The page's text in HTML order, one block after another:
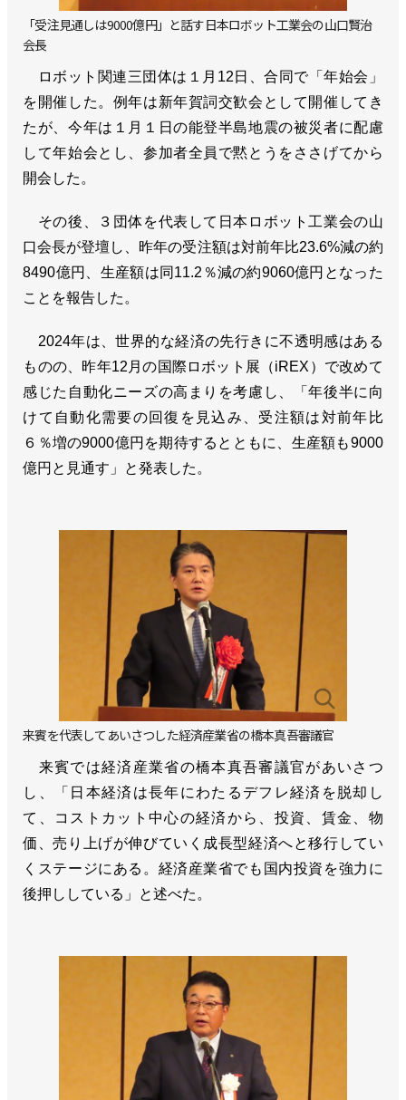
「受注見通しは9000億円」と話す日本ロボット工業会の山口賢治
会長
ロボット関連三団体は１月12日、合同で「年始会」
を開催した。例年は新年賀詞交歓会として開催してき
たが、今年は１月１日の能登半島地震の被災者に配慮
して年始会とし、参加者全員で黙とうをささげてから
開会した。
その後、３団体を代表して日本ロボット工業会の山
口会長が登壇し、昨年の受注額は対前年比23.6%減の約
8490億円、生産額は同11.2％減の約9060億円となった
ことを報告した。
2024年は、世界的な経済の先行きに不透明感はある
ものの、昨年12月の国際ロボット展（iREX）で改めて
感じた自動化ニーズの高まりを考慮し、「年後半に向
けて自動化需要の回復を見込み、受注額は対前年比
６％増の9000億円を期待するとともに、生産額も9000
億円と見通す」と発表した。
来賓を代表してあいさつした経済産業省の橋本真吾審議官
来賓では経済産業省の橋本真吾審議官があいさつ
し、「日本経済は長年にわたるデフレ経済を脱却し
て、コストカット中心の経済から、投資、賃金、物
価、売り上げが伸びていく成長型経済へと移行してい
くステージにある。経済産業省でも国内投資を強力に
後押ししている」と述べた。